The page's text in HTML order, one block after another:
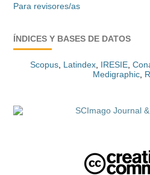
Para revisores/as
ÍNDICES Y BASES DE DATOS
Scopus Latindex IRESIE
Medigraphic,